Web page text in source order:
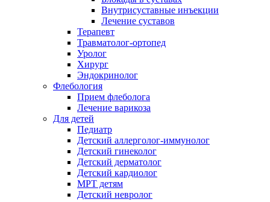
Внутрисуставные инъекции
Лечение суставов
Терапевт
Травматолог-ортопед
Уролог
Хирург
Эндокринолог
Флебология
Прием флеболога
Лечение варикоза
Для детей
Педиатр
Детский аллерголог-иммунолог
Детский гинеколог
Детский дерматолог
Детский кардиолог
МРТ детям
Детский невролог